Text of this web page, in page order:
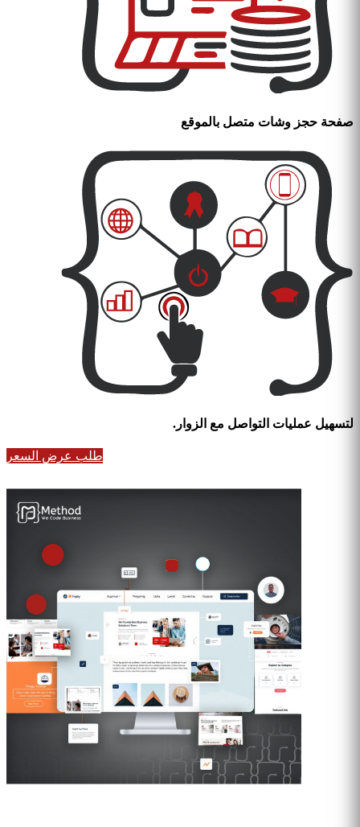
صفحة حجز وشات متصل بالموقع
لتسهيل عمليات التواصل مع الزوار.
طلب عرض السعر